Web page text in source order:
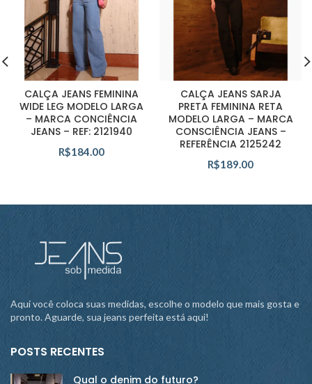
CALÇA JEANS FEMININA
WIDE LEG MODELO LARGA
– MARCA CONCIÊNCIA
JEANS – REF: 2121940
R$184.00
CALÇA JEANS SARJA
PRETA FEMININA RETA
MODELO LARGA – MARCA
CONSCIÊNCIA JEANS –
REFERÊNCIA 2125242
R$189.00
Aqui você coloca suas medidas, escolhe o modelo que mais gosta e
pronto. Aguarde, sua jeans perfeita está aqui!
POSTS RECENTES
Qual o denim do futuro?